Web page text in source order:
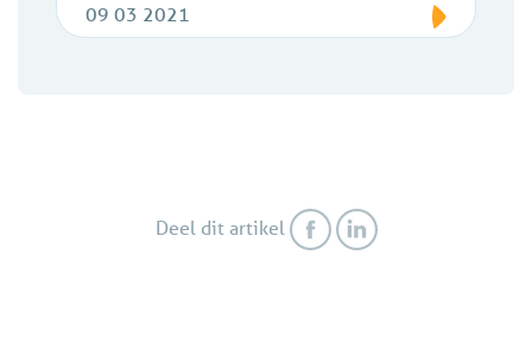
09 03 2021
Deel dit artikel